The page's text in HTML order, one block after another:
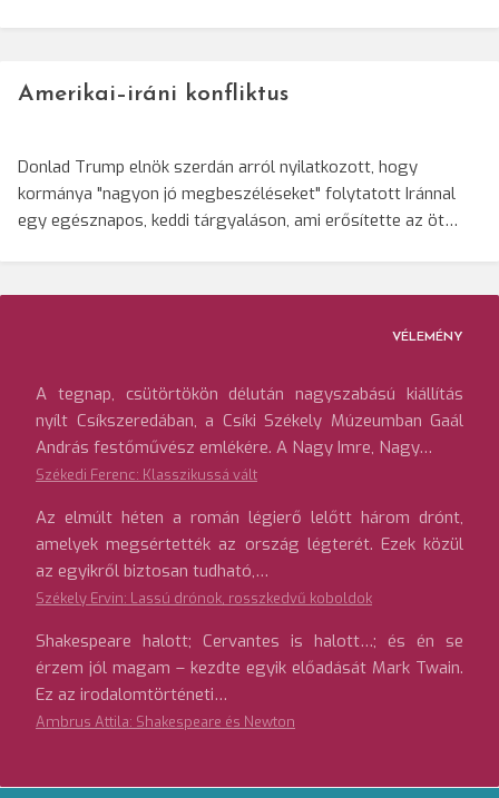
Amerikai–iráni konfliktus
Donlad Trump elnök szerdán arról nyilatkozott, hogy
kormánya "nagyon jó megbeszéléseket" folytatott Iránnal
egy egésznapos, keddi tárgyaláson, ami erősítette az öt…
VÉLEMÉNY
A tegnap, csütörtökön délután nagyszabású kiállítás
nyílt Csíkszeredában, a Csíki Székely Múzeumban Gaál
András festőművész emlékére. A Nagy Imre, Nagy…
Székedi Ferenc: Klasszikussá vált
Az elmúlt héten a román légierő lelőtt három drónt,
amelyek megsértették az ország légterét. Ezek közül
az egyikről biztosan tudható,…
Székely Ervin: Lassú drónok, rosszkedvű koboldok
Shakespeare halott; Cervantes is halott…; és én se
érzem jól magam – kezdte egyik előadását Mark Twain.
Ez az irodalomtörténeti…
Ambrus Attila: Shakespeare és Newton